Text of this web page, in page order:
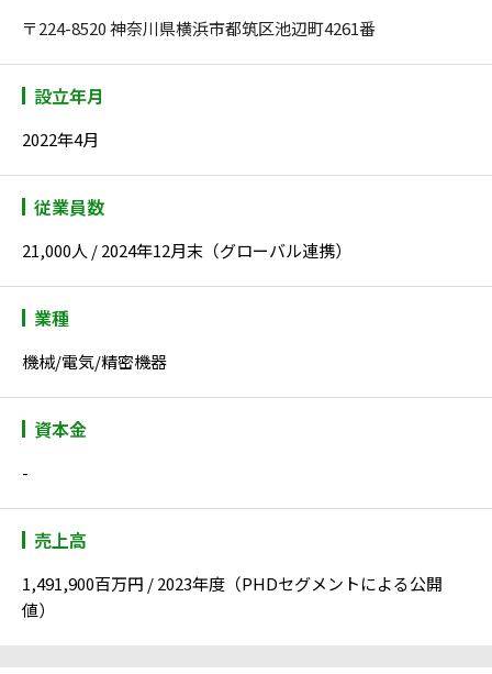
〒224-8520 神奈川県横浜市都筑区池辺町4261番
設立年月
2022年4月
従業員数
21,000人 / 2024年12月末（グローバル連携）
業種
機械/電気/精密機器
資本金
-
売上高
1,491,900百万円 / 2023年度（PHDセグメントによる公開
値）